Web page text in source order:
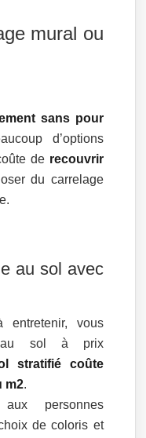
mural ou
sans pour
d’options
de recouvrir
du carrelage
au sol avec
vous
sol à prix
stratifié coûte
m2.
personnes
de coloris et